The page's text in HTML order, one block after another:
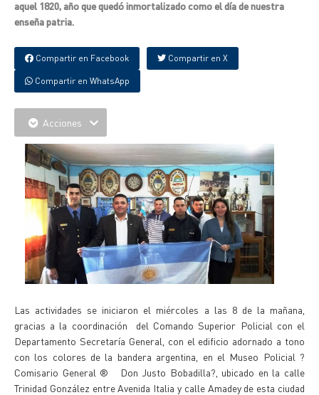
aquel 1820, año que quedó inmortalizado como el día de nuestra
enseña patria.
Compartir en Facebook Compartir en X
Compartir en WhatsApp
Acciones
Las actividades se iniciaron el miércoles a las 8 de la mañana,
gracias a la coordinación del Comando Superior Policial con el
Departamento Secretaría General, con el edificio adornado a tono
con los colores de la bandera argentina, en el Museo Policial ?
Comisario General ® Don Justo Bobadilla?, ubicado en la calle
Trinidad González entre Avenida Italia y calle Amadey de esta ciudad